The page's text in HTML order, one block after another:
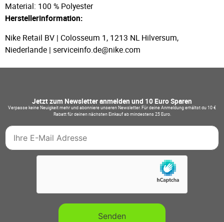
Material: 100 % Polyester
Herstellerinformation:
Nike Retail BV | Colosseum 1, 1213 NL Hilversum,
Niederlande | serviceinfo.de@nike.com
Jetzt zum Newsletter anmelden und 10 Euro Sparen
Verpasse keine Neuigkeit mehr und abonniere unseren Newsletter. Für deine Anmeldung erhältst du 10 €
Rabatt für deinen nächsten Einkauf ab mindestens 25 Euro.